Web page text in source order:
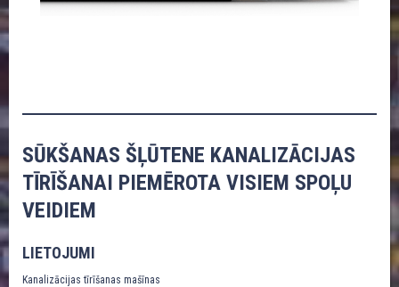
SŪKŠANAS ŠĻŪTENE KANALIZĀCIJAS
TĪRĪŠANAI PIEMĒROTA VISIEM SPOĻU
VEIDIEM
LIETOJUMI
Kanalizācijas tīrīšanas mašīnas